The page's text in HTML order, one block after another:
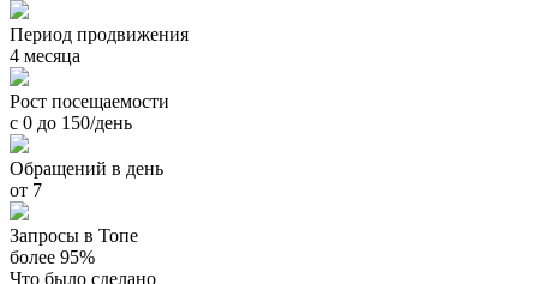
Период продвижения
4 месяца
Рост посещаемости
с 0 до 150/день
Обращений в день
от 7
Запросы в Топе
более 95%
Что было сделано